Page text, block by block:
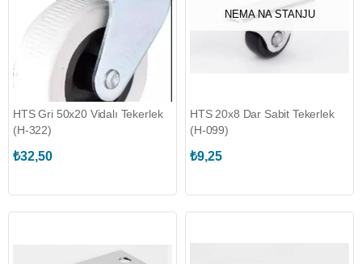
HTS Gri 50x20 Vidalı Tekerlek
(H-322)
₺32,50
NEMA NA STANJU
HTS 20x8 Dar Sabit Tekerlek
(H-099)
₺9,25